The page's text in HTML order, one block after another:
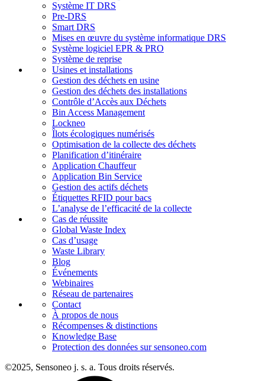
Système IT DRS
Pre-DRS
Smart DRS
Mises en œuvre du système informatique DRS
Système logiciel EPR & PRO
Système de reprise
Usines et installations
Gestion des déchets en usine
Gestion des déchets des installations
Contrôle d’Accès aux Déchets
Bin Access Management
Lockneo
Îlots écologiques numérisés
Optimisation de la collecte des déchets
Planification d’itinéraire
Application Chauffeur
Application Bin Service
Gestion des actifs déchets
Étiquettes RFID pour bacs
L’analyse de l’efficacité de la collecte
Cas de réussite
Global Waste Index
Cas d’usage
Waste Library
Blog
Événements
Webinaires
Réseau de partenaires
Contact
À propos de nous
Récompenses & distinctions
Knowledge Base
Protection des données sur sensoneo.com
©2025, Sensoneo j. s. a. Tous droits réservés.